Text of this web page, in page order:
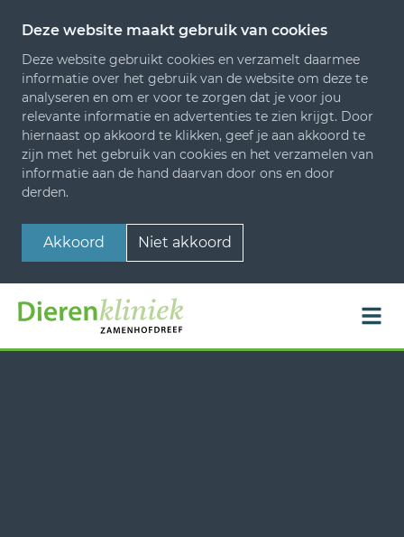
Deze website maakt gebruik van cookies
Deze website gebruikt cookies en verzamelt daarmee
informatie over het gebruik van de website om deze te
analyseren en om er voor te zorgen dat je voor jou
relevante informatie en advertenties te zien krijgt. Door
hiernaast op akkoord te klikken, geef je aan akkoord te
zijn met het gebruik van cookies en het verzamelen van
informatie aan de hand daarvan door ons en door
derden.
Akkoord Niet akkoord